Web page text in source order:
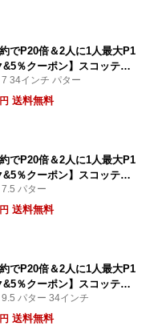
約でP20倍＆2人に1人最大P1
&5％クーポン】スコッティ
SCOTTY CAMERON 2024
7 34インチ パター ファント
34インチ パター
円 送料無料
約でP20倍＆2人に1人最大P1
&5％クーポン】スコッティ
SCOTTY CAMERON 2024
7.5 パター ファントム 7.5
パター
円 送料無料
約でP20倍＆2人に1人最大P1
&5％クーポン】スコッティ
SCOTTY CAMERON 2024
9.5 34インチ パター ファン
パター 34インチ
円 送料無料